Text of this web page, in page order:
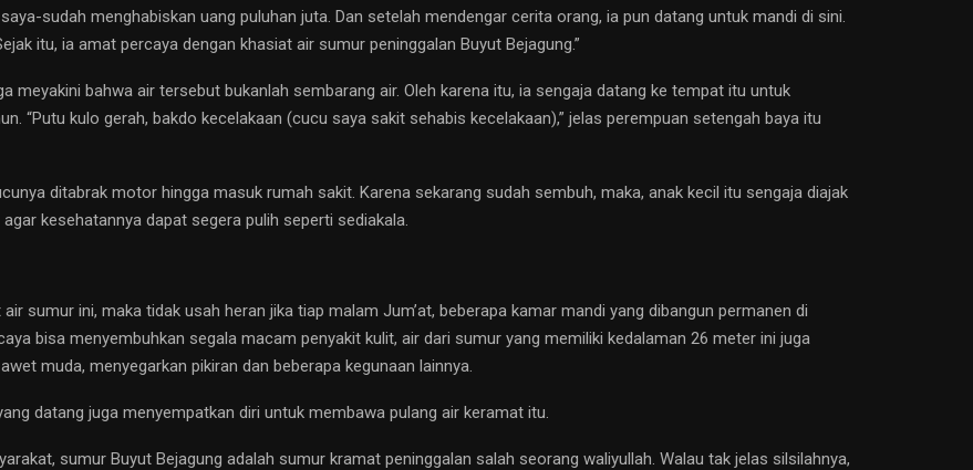
sudah menghabiskan uang puluhan juta. Dan setelah mendengar cerita orang, ia pun datang untuk mandi di sini.
itu, ia amat percaya dengan khasiat air sumur peninggalan Buyut Bejagung.”
meyakini bahwa air tersebut bukanlah sembarang air. Oleh karena itu, ia sengaja datang ke tempat itu untuk
“Putu kulo gerah, bakdo kecelakaan (cucu saya sakit sehabis kecelakaan),” jelas perempuan setengah baya itu
ditabrak motor hingga masuk rumah sakit. Karena sekarang sudah sembuh, maka, anak kecil itu sengaja diajak
kesehatannya dapat segera pulih seperti sediakala.
sumur ini, maka tidak usah heran jika tiap malam Jum’at, beberapa kamar mandi yang dibangun permanen di
bisa menyembuhkan segala macam penyakit kulit, air dari sumur yang memiliki kedalaman 26 meter ini juga
muda, menyegarkan pikiran dan beberapa kegunaan lainnya.
datang juga menyempatkan diri untuk membawa pulang air keramat itu.
sumur Buyut Bejagung adalah sumur kramat peninggalan salah seorang waliyullah. Walau tak jelas silsilahnya,